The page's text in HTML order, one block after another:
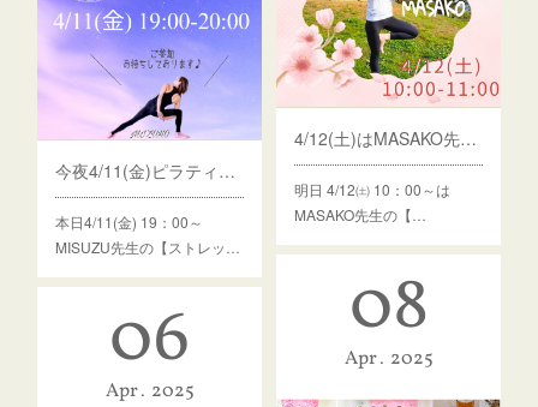
4/12(土)はMASAKO先生の【骨盤調整ヨガ】♡
明日 4/12㈯ 10：00～は
MASAKO先生の【…
今夜4/11(金)ピラティス→パワーヨガに変更いたしますm(__)m
本日4/11(金) 19：00～
MISUZU先生の【ストレッ…
08
Apr 2025
06
Apr 2025